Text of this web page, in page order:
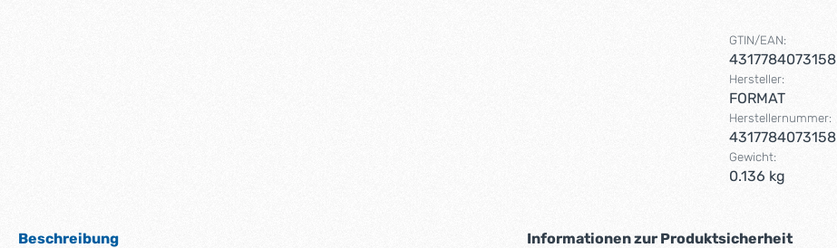
GTIN/EAN:
4317784073158
Hersteller:
FORMAT
Herstellernummer:
4317784073158
Gewicht:
0.136 kg
Beschreibung Informationen zur Produktsicherheit